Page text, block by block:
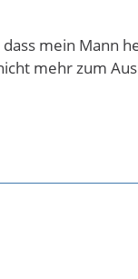
mein Mann
mehr zum